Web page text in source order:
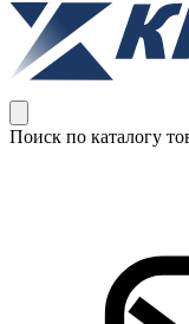
Поиск по каталогу